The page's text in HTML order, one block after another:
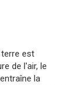
est
de l'air, le
la